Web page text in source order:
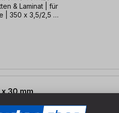
& Laminat | für
| 350 x 3,5/2,5 x
30 mm,